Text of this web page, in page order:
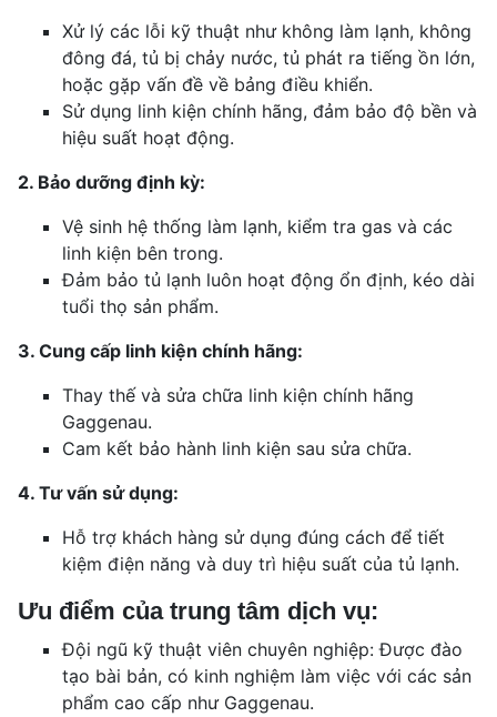
Xử lý các lỗi kỹ thuật như không làm lạnh, không
đông đá, tủ bị chảy nước, tủ phát ra tiếng ồn lớn,
hoặc gặp vấn đề về bảng điều khiển.
Sử dụng linh kiện chính hãng, đảm bảo độ bền và
hiệu suất hoạt động.
2. Bảo dưỡng định kỳ:
Vệ sinh hệ thống làm lạnh, kiểm tra gas và các
linh kiện bên trong.
Đảm bảo tủ lạnh luôn hoạt động ổn định, kéo dài
tuổi thọ sản phẩm.
3. Cung cấp linh kiện chính hãng:
Thay thế và sửa chữa linh kiện chính hãng
Gaggenau.
Cam kết bảo hành linh kiện sau sửa chữa.
4. Tư vấn sử dụng:
Hỗ trợ khách hàng sử dụng đúng cách để tiết
kiệm điện năng và duy trì hiệu suất của tủ lạnh.
Ưu điểm của trung tâm dịch vụ:
Đội ngũ kỹ thuật viên chuyên nghiệp: Được đào
tạo bài bản, có kinh nghiệm làm việc với các sản
phẩm cao cấp như Gaggenau.